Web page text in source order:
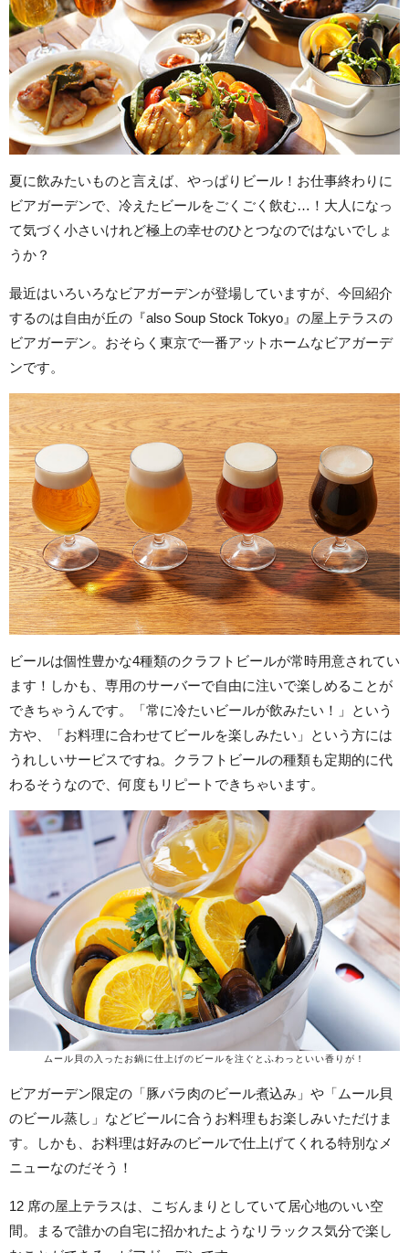
夏に飲みたいものと言えば、やっぱりビール！お仕事終わりに
ビアガーデンで、冷えたビールをごくごく飲む…！大人になっ
て気づく小さいけれど極上の幸せのひとつなのではないでしょ
うか？
最近はいろいろなビアガーデンが登場していますが、今回紹介
するのは自由が丘の『also Soup Stock Tokyo』の屋上テラスの
ビアガーデン。おそらく東京で一番アットホームなビアガーデ
ンです。
ビールは個性豊かな4種類のクラフトビールが常時用意されてい
ます！しかも、専用のサーバーで自由に注いで楽しめることが
できちゃうんです。「常に冷たいビールが飲みたい！」という
方や、「お料理に合わせてビールを楽しみたい」という方には
うれしいサービスですね。クラフトビールの種類も定期的に代
わるそうなので、何度もリピートできちゃいます。
ムール貝の入ったお鍋に仕上げのビールを注ぐとふわっといい香りが！
ビアガーデン限定の「豚バラ肉のビール煮込み」や「ムール貝
のビール蒸し」などビールに合うお料理もお楽しみいただけま
す。しかも、お料理は好みのビールで仕上げてくれる特別なメ
ニューなのだそう！
12 席の屋上テラスは、こぢんまりとしていて居心地のいい空
間。まるで誰かの自宅に招かれたようなリラックス気分で楽し